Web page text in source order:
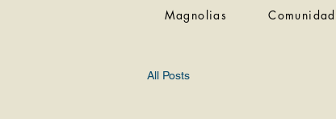
Magnolias
All Posts